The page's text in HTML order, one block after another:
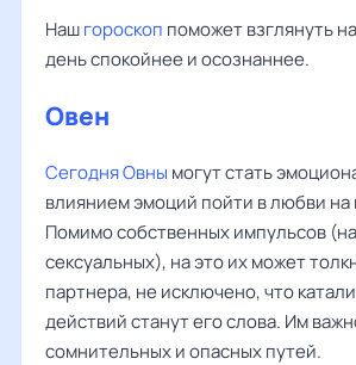
Нашгороскоп поможет взглянуть
день спокойнее и осознаннее.
Овен
Сегодня Овны могут стать
влиянием эмоций пойти в любви на
Помимо собственных импульсов
сексуальных), на это их может
партнера, не исключено, что
действий станут его слова. Им
сомнительных и опасных путей.